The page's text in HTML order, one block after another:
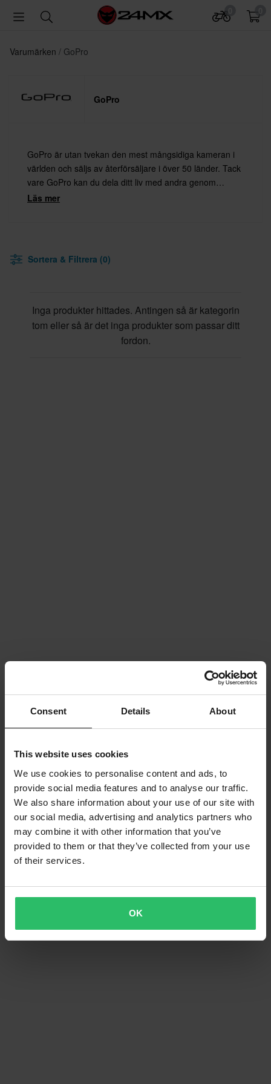
Consent Details About
This website uses cookies
We use cookies to personalise content and ads, to
provide social media features and to analyse our traffic.
We also share information about your use of our site with
our social media, advertising and analytics partners who
may combine it with other information that you’ve
provided to them or that they’ve collected from your use
of their services.
OK
Varumärken GoPro
GoPro
GoPro är utan tvekan den mest mångsidiga kameran i
världen och säljs av återförsäljare i över 50 länder. Tack
vare GoPro kan du dela ditt liv med andra genom
otroliga bilder. Möjligheterna är ändlösa. Placera
Läs mer
Sortera & Filtrera (0)
Inga produkter hittades. Antingen så är kategorin
tom eller så är det inga produkter som passar ditt
fordon.